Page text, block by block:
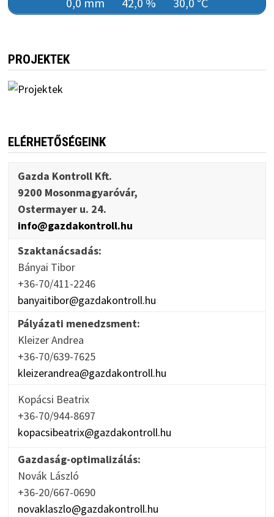
PROJEKTEK
ELÉRHETŐSÉGEINK
Gazda Kontroll Kft.
9200 Mosonmagyaróvár,
Ostermayer u. 24.
info@gazdakontroll.hu
Szaktanácsadás:
Bányai Tibor
+36-70/411-2246
banyaitibor@gazdakontroll.hu
Pályázati menedzsment:
Kleizer Andrea
+36-70/639-7625
kleizerandrea@gazdakontroll.hu
Kopácsi Beatrix
+36-70/944-8697
kopacsibeatrix@gazdakontroll.hu
Gazdaság-optimalizálás:
Novák László
+36-20/667-0690
novaklaszlo@gazdakontroll.hu